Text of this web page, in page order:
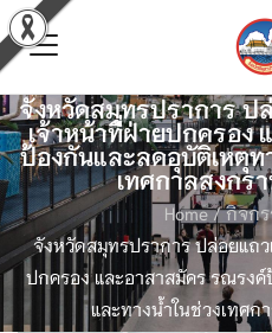
จังหวัดสมุทรปราการ ป
เจ้าหน้าที่ฝ่ายปกครอง
ป้องกันและลดอุบัติเหตุท
เทศกาลสงกร
Home/ กิจก
จังหวัดสมุทรปราการ ปล่อยแถ
ปกครอง และอาสาสมัคร รณรง
และทางน้ำในช่วงเทศ